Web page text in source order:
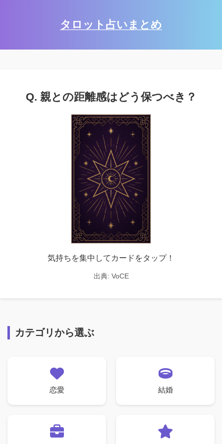
タロット占いまとめ
Q. 親との距離感はどう保つべき？
気持ちを集中してカードをタップ！
出典: VoCE
カテゴリから選ぶ
恋愛 結婚